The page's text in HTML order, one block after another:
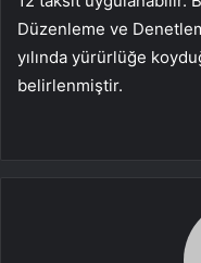
Düzenleme ve
yılında yürürlüğe
belirlenmiştir.